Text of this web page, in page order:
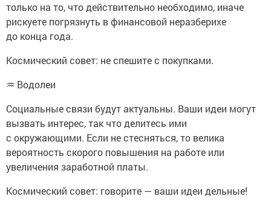
только на то, что действительно необходимо, иначе
рискуете погрязнуть в финансовой неразберихе
до конца года.
Космический совет: не спешите с покупками.
♒ Водолеи
Социальные связи будут актуальны. Ваши идеи могут
вызвать интерес, так что делитесь ими
с окружающими. Если не стесняться, то велика
вероятность скорого повышения на работе или
увеличения заработной платы.
Космический совет: говорите — ваши идеи дельные!